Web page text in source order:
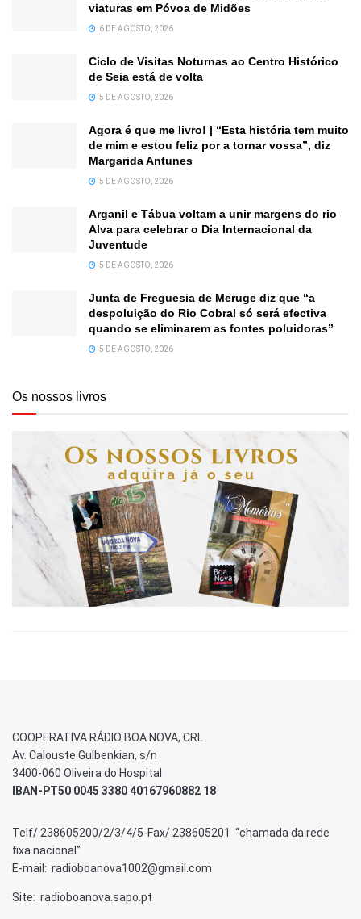
viaturas em Póvoa de Midões
6 DE AGOSTO, 2026
Ciclo de Visitas Noturnas ao Centro Histórico
de Seia está de volta
5 DE AGOSTO, 2026
Agora é que me livro! | “Esta história tem muito
de mim e estou feliz por a tornar vossa”, diz
Margarida Antunes
5 DE AGOSTO, 2026
Arganil e Tábua voltam a unir margens do rio
Alva para celebrar o Dia Internacional da
Juventude
5 DE AGOSTO, 2026
Junta de Freguesia de Meruge diz que “a
despoluição do Rio Cobral só será efectiva
quando se eliminarem as fontes poluidoras”
5 DE AGOSTO, 2026
Os nossos livros
COOPERATIVA RÁDIO BOA NOVA, CRL
Av. Calouste Gulbenkian, s/n
3400-060 Oliveira do Hospital
IBAN-PT50 0045 3380 40167960882 18
Telf/ 238605200/2/3/4/5-Fax/ 238605201 “chamada da rede
fixa nacional”
E-mail: radioboanova1002@gmail.com
Site: radioboanova.sapo.pt